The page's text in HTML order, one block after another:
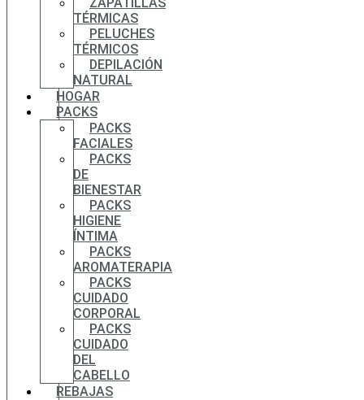
TÉRMICAS
PELUCHES
TÉRMICOS
DEPILACIÓN
NATURAL
HOGAR
PACKS
PACKS
FACIALES
PACKS
DE
BIENESTAR
PACKS
HIGIENE
ÍNTIMA
PACKS
AROMATERAPIA
PACKS
CUIDADO
CORPORAL
PACKS
CUIDADO
DEL
CABELLO
REBAJAS